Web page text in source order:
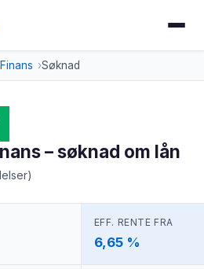
Søknad
– søknad om lån
EFF. RENTE FRA
6,65 %